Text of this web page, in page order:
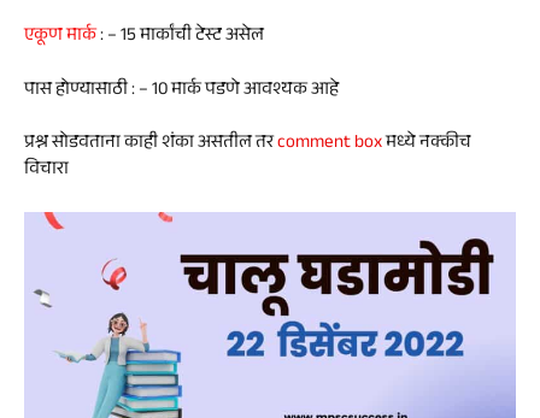
एकूण मार्क: – 15 मार्कांची टेस्ट असेल
पास होण्यासाठी : – 10 मार्क पडणे आवश्यक आहे
प्रश्न सोडवताना काही शंका असतील तरcomment boxमध्ये नक्कीच
विचारा